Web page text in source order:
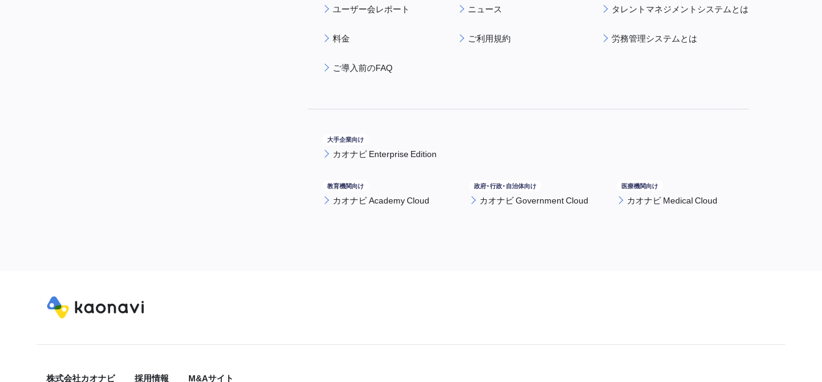
ユーザー会レポート
料金
ご導入前のFAQ
ニュース
ご利用規約
タレントマネジメントシステムとは
労務管理システムとは
カオナビ Enterprise Edition
カオナビ Academy Cloud カオナビ Government Cloud カオナビ Medical Cloud
株式会社カオナビ 採用情報 M&Aサイト